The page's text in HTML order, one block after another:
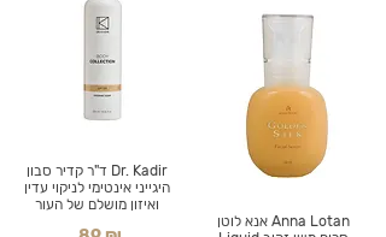
Dr. Kadir ד"ר קדיר סבון
היגייני אינטימי לניקוי עדין
ואיזון מושלם של העור
Anna Lotan אנא לוטן